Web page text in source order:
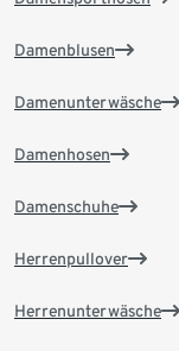
Damenblusen
Damenunterwäsche
Damenhosen
Damenschuhe
Herrenpullover
Herrenunterwäsche